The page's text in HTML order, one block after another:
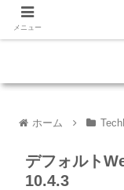
ホーム
デフォルト
10.4.3
メニュー